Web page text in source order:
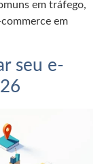
em tráfego,
em
seu e-